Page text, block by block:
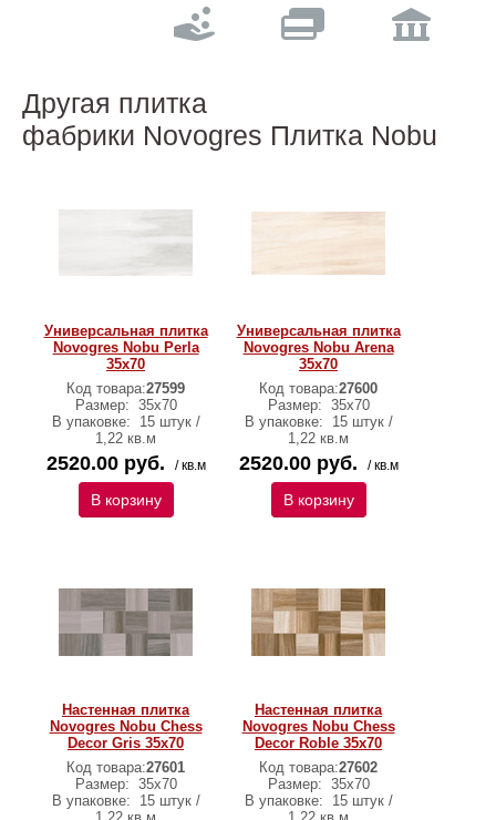
Другая плитка
фабрики Novogres Плитка Nobu
Универсальная плитка
Novogres Nobu Perla
35х70
Код товара:27599
Размер: 35х70
В упаковке:
15 штук /
1,22 кв.м
2520.00 руб. / кв.м
В корзину
Универсальная плитка
Novogres Nobu Arena
35х70
Код товара:27600
Размер: 35х70
В упаковке:
15 штук /
1,22 кв.м
2520.00 руб. / кв.м
В корзину
Настенная плитка
Novogres Nobu Chess
Decor Gris 35х70
Код товара:27601
Размер: 35х70
В упаковке:
15 штук /
Настенная плитка
Novogres Nobu Chess
Decor Roble 35х70
Код товара:27602
Размер: 35х70
В упаковке:
15 штук /